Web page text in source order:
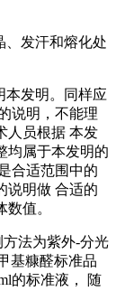
、发汗和熔化处
本发明。同样应
说明，不能理
人员根据 本发
均属于本发明的
合适范围中的
说明做 合适的
值。
法为紫外‑分光
基糠醛标准品
的标准液， 随